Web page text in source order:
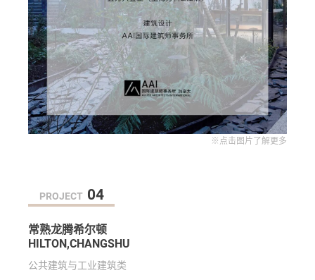
※点击图片了解更多
PROJECT 04
常熟龙腾希尔顿
HILTON,CHANGSHU
公共建筑与工业建筑类